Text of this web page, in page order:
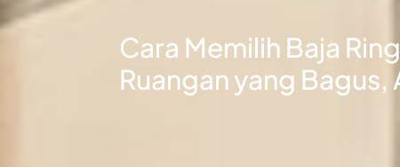
Cara Memilih Baja
Ruangan yang